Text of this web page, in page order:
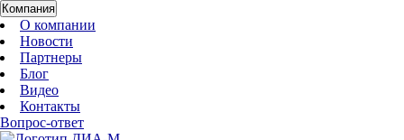
Компания
О компании
Новости
Партнеры
Блог
Видео
Контакты
Вопрос-ответ